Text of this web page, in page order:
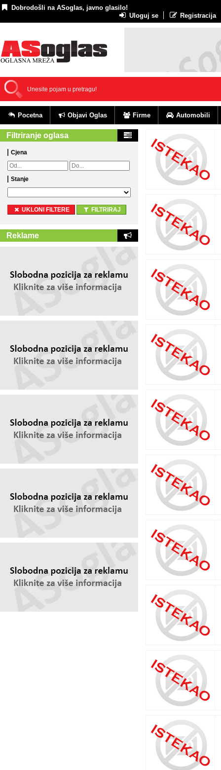
Dobrodošli na ASoglas, javno glasilo!
Uloguj se
Registracija
Pocetna Objavi Oglas Firme Automobili
Filtriranje oglasa
Cjena
Stanje
UKLONI FILTERE FILTRIRAJ
Reklame